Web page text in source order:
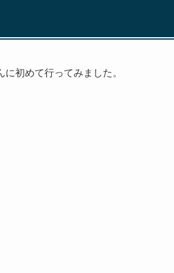
初めて行ってみました。